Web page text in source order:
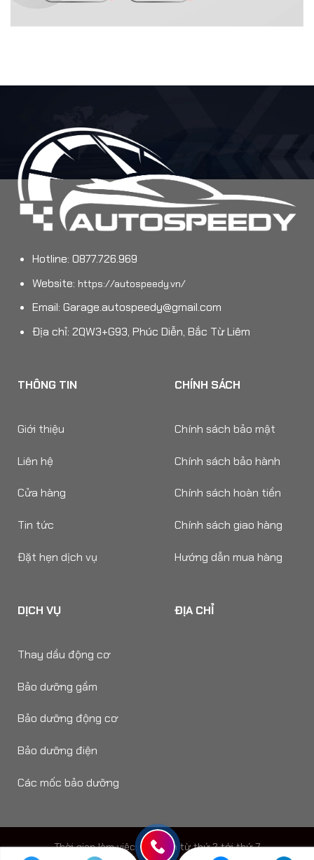
Hotline: 0877.726.969
Website: https://autospeedy.vn/
Email: Garage.autospeedy@gmail.com
Địa chỉ: 2QW3+G93, Phúc Diễn, Bắc Từ Liêm
THÔNG TIN
Giới thiệu
Liên hệ
Cửa hàng
Tin tức
Đặt hẹn dịch vụ
CHÍNH SÁCH
Chính sách bảo mật
Chính sách bảo hành
Chính sách hoàn tiền
Chính sách giao hàng
Hướng dẫn mua hàng
DỊCH VỤ
Thay dầu động cơ
Bảo dưỡng gầm
Bảo dưỡng động cơ
Bảo dưỡng điện
Các mốc bảo dưỡng
ĐỊA CHỈ
Thời gian làm viêc: 8h - 18h từ thứ 2 tới thứ 7